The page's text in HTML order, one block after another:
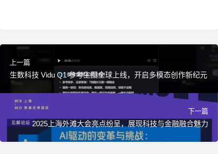
上一篇
生数科技 Vidu Q1 参考生图全球上线，开启多模态创作新纪元
下一篇
2025上海外滩大会亮点纷呈，展现科技与金融融合魅力